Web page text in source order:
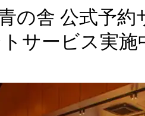
の舎 公式予
サービス実施